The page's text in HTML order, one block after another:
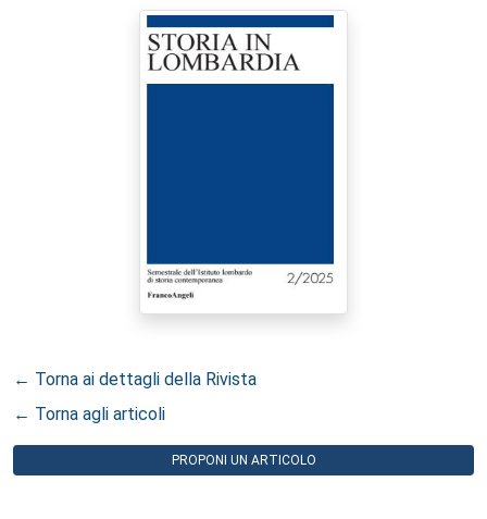
← Torna ai dettagli della Rivista
← Torna agli articoli
PROPONI UN ARTICOLO